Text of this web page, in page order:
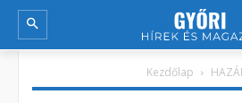
Kezdőlap